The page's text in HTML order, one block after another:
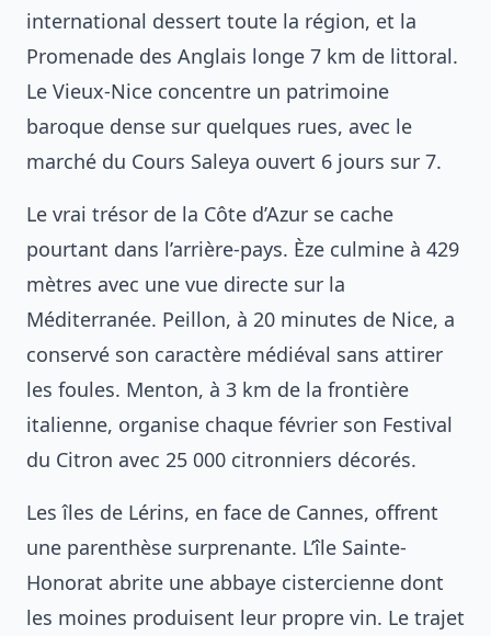
international dessert toute la région, et la
Promenade des Anglais longe 7 km de littoral.
Le Vieux-Nice concentre un patrimoine
baroque dense sur quelques rues, avec le
marché du Cours Saleya ouvert 6 jours sur 7.
Le vrai trésor de la Côte d’Azur se cache
pourtant dans l’arrière-pays. Èze culmine à 429
mètres avec une vue directe sur la
Méditerranée. Peillon, à 20 minutes de Nice, a
conservé son caractère médiéval sans attirer
les foules. Menton, à 3 km de la frontière
italienne, organise chaque février son Festival
du Citron avec 25 000 citronniers décorés.
Les îles de Lérins, en face de Cannes, offrent
une parenthèse surprenante. L’île Sainte-
Honorat abrite une abbaye cistercienne dont
les moines produisent leur propre vin. Le trajet